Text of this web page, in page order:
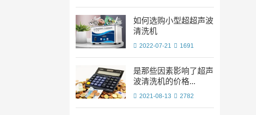
如何选购小型超超声波
清洗机
2022-07-21 1691
是那些因素影响了超声
波清洗机的价格...
2021-08-13 2782